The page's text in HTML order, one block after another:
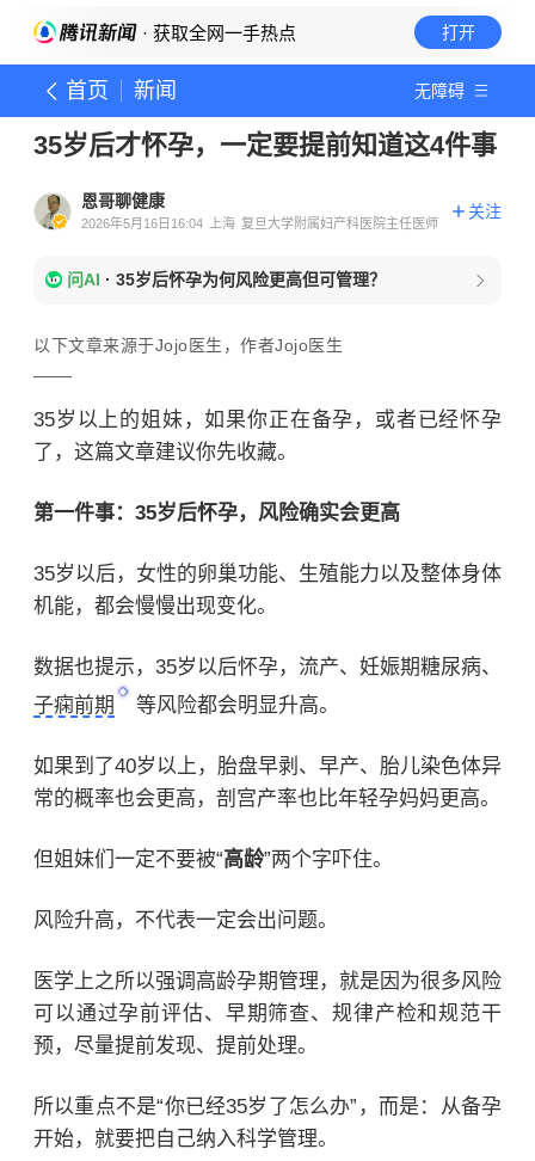
· 获取全网一手热点 打开
首页 新闻 无障碍
35岁后才怀孕，一定要提前知道这4件事
恩哥聊健康
2026年5月16日16:04 上海 复旦大学附属妇产科医院主任医师
关注
问AI · 35岁后怀孕为何风险更高但可管理？
以下文章来源于Jojo医生，作者Jojo医生
35岁以上的姐妹，如果你正在备孕，或者已经怀孕
了，这篇文章建议你先收藏。
第一件事：35岁后怀孕，风险确实会更高
35岁以后，女性的卵巢功能、生殖能力以及整体身体
机能，都会慢慢出现变化。
数据也提示，35岁以后怀孕，流产、妊娠期糖尿病、
子痫前期
等风险都会明显升高。
如果到了40岁以上，胎盘早剥、早产、胎儿染色体异
常的概率也会更高，剖宫产率也比年轻孕妈妈更高。
但姐妹们一定不要被“高龄”两个字吓住。
风险升高，不代表一定会出问题。
医学上之所以强调高龄孕期管理，就是因为很多风险
可以通过孕前评估、早期筛查、规律产检和规范干
预，尽量提前发现、提前处理。
所以重点不是“你已经35岁了怎么办”，而是：从备孕
开始，就要把自己纳入科学管理。